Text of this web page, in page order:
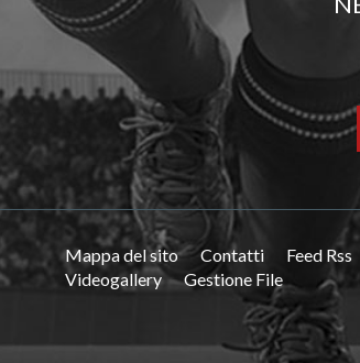
Mappa del sito Contatti Feed Rss
Videogallery
Gestione File